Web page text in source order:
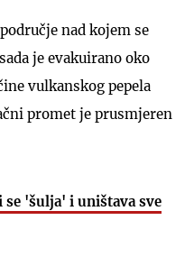
nad kojem se
je evakuirano oko
vulkanskog pepela
promet je prusmjeren
se 'šulja' i uništava sve